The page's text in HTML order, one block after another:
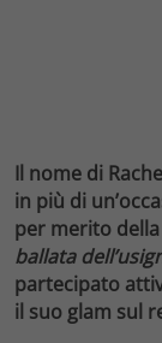
Il nome di
in più di
per merito
ballata
partecipato
il suo glam sul